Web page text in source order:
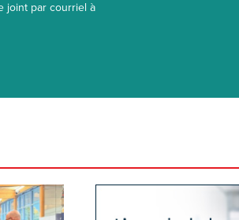
joint par courriel à